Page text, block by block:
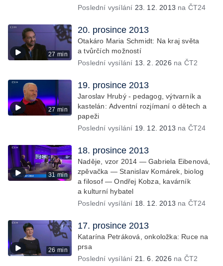
Poslední vysílání 23. 12. 2013 na ČT24
27 min
20. prosince 2013
Otakáro Maria Schmidt: Na kraj světa
a tvůrčích možností
Poslední vysílání 13. 2. 2026 na ČT2
27 min
19. prosince 2013
Jaroslav Hrubý - pedagog, výtvarník a
kastelán: Adventní rozjímaní o dětech a
papeži
Poslední vysílání 19. 12. 2013 na ČT24
31 min
18. prosince 2013
Naděje, vzor 2014 — Gabriela Eibenová,
zpěvačka — Stanislav Komárek, biolog
a filosof — Ondřej Kobza, kavárník
a kulturní hybatel
Poslední vysílání 18. 12. 2013 na ČT24
26 min
17. prosince 2013
Katarína Petráková, onkoložka: Ruce na
prsa
Poslední vysílání 21. 6. 2026 na ČT2